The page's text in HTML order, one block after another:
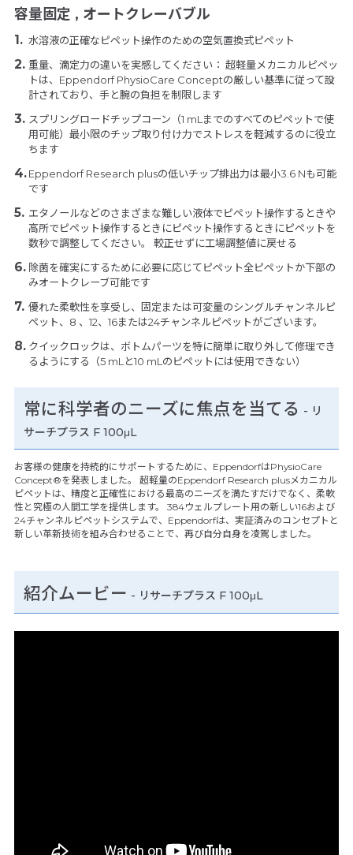
容量固定 , オートクレーバブル
水溶液の正確なピペット操作のための空気置換式ピペット
重量、滴定力の違いを実感してください： 超軽量メカニカルピペッ
トは、Eppendorf PhysioCare Conceptの厳しい基準に従って設
計されており、手と腕の負担を制限します
スプリングロードチップコーン（1 mLまでのすべてのピペットで使
用可能）最小限のチップ取り付け力でストレスを軽減するのに役立
ちます
Eppendorf Research plusの低いチップ排出力は最小3.6 Nも可能
です
エタノールなどのさまざまな難しい液体でピペット操作するときや
高所でピペット操作するときにピペット操作するときにピペットを
数秒で調整してください。 較正せずに工場調整値に戻せる
除菌を確実にするために必要に応じてピペット全ピペットか下部の
みオートクレーブ可能です
優れた柔軟性を享受し、固定または可変量のシングルチャンネルピ
ペット、8 、12、16または24チャンネルピペットがございます。
クイックロックは、ボトムパーツを特に簡単に取り外して修理でき
るようにする（5 mLと10 mLのピペットには使用できない）
常に科学者のニーズに焦点を当てる - リ
サーチプラス F 100μL
お客様の健康を持続的にサポートするために、EppendorfはPhysioCare
Concept®を発表しました。 超軽量のEppendorf Research plusメカニカル
ピペットは、精度と正確性における最高のニーズを満たすだけでなく、柔軟
性と究極の人間工学を提供します。 384ウェルプレート用の新しい16および
24チャンネルピペットシステムで、Eppendorfは、実証済みのコンセプトと
新しい革新技術を組み合わせることで、再び自分自身を凌駕しました。
紹介ムービー - リサーチプラス F 100μL